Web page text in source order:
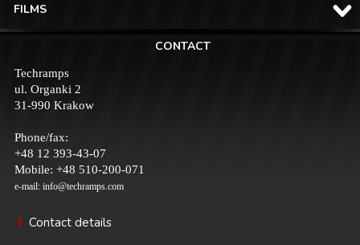
FILMS
CONTACT
Techramps
ul. Organki 2
31-990 Krakow
Phone/fax:
+48 12 393-43-07
Mobile: +48 510-200-071
e-mail: info@techramps.com
Contact details